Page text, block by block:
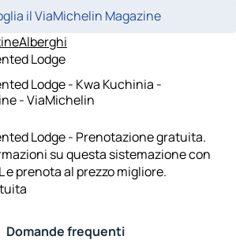
il ViaMichelin Magazine
Alberghi
Lodge
Lodge - Kwa Kuchinia -
- ViaMichelin
Lodge - Prenotazione gratuita.
su questa sistemazione con
e prenota al prezzo migliore.
Domande frequenti